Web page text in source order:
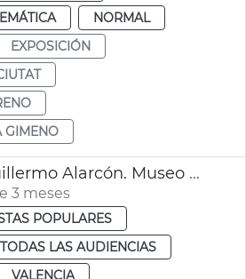
NORMAL
EXPOSICIÓN
GIMENO
Exposición Guillermo Alarcón. Museo Historia València MHV
3 meses
POPULARES
TODAS LAS AUDIENCIAS
VALENCIA